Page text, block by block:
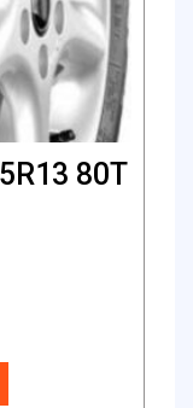
80T